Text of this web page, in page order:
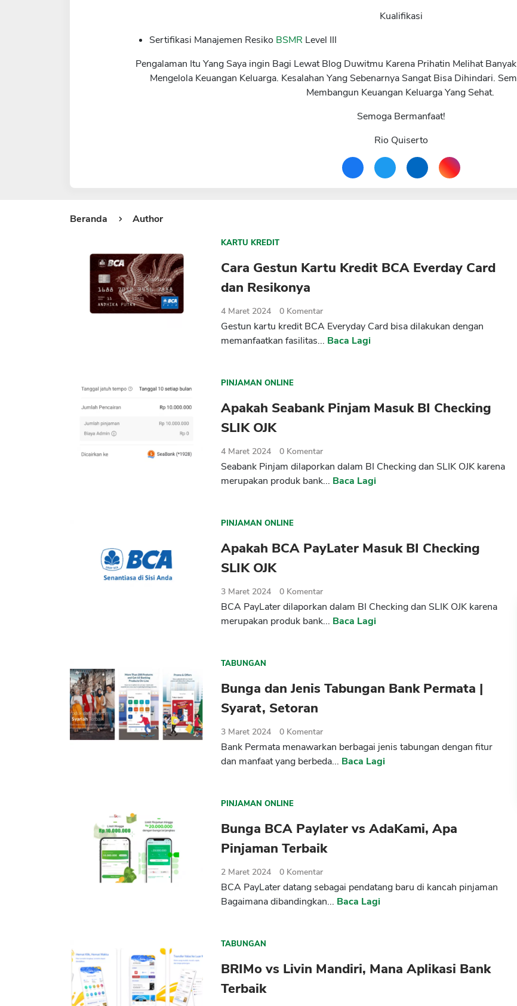
Kualifikasi
Sertifikasi Manajemen Resiko BSMR Level III
Pengalaman Itu Yang Saya ingin Bagi Lewat Blog Duwitmu Karena Prihatin Melihat
Mengelola Keuangan Keluarga. Kesalahan Yang Sebenarnya Sangat Bisa Dihindari.
Membangun Keuangan Keluarga Yang Sehat.
Semoga Bermanfaat!
Rio Quiserto
Beranda Author
KARTU KREDIT
Cara Gestun Kartu Kredit BCA Everday Card
dan Resikonya
4 Maret 2024 0 Komentar
Gestun kartu kredit BCA Everyday Card bisa dilakukan dengan
memanfaatkan fasilitas... Baca Lagi
PINJAMAN ONLINE
Apakah Seabank Pinjam Masuk BI Checking
SLIK OJK
4 Maret 2024 0 Komentar
Seabank Pinjam dilaporkan dalam BI Checking dan SLIK OJK karena
merupakan produk bank... Baca Lagi
PINJAMAN ONLINE
Apakah BCA PayLater Masuk BI Checking
SLIK OJK
3 Maret 2024 0 Komentar
BCA PayLater dilaporkan dalam BI Checking dan SLIK OJK karena
merupakan produk bank... Baca Lagi
TABUNGAN
Bunga dan Jenis Tabungan Bank Permata |
Syarat, Setoran
3 Maret 2024 0 Komentar
Bank Permata menawarkan berbagai jenis tabungan dengan fitur
dan manfaat yang berbeda... Baca Lagi
PINJAMAN ONLINE
Bunga BCA Paylater vs AdaKami, Apa
Pinjaman Terbaik
2 Maret 2024 0 Komentar
BCA PayLater datang sebagai pendatang baru di kancah pinjaman
Bagaimana dibandingkan... Baca Lagi
TABUNGAN
BRIMo vs Livin Mandiri, Mana Aplikasi Bank
Terbaik